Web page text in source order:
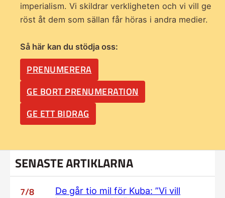
imperialism. Vi skildrar verkligheten och vi vill ge
röst åt dem som sällan får höras i andra medier.
Så här kan du stödja oss:
PRENUMERERA
GE BORT PRENUMERATION
GE ETT BIDRAG
SENASTE ARTIKLARNA
7/8
De går tio mil för Kuba: ”Vi vill